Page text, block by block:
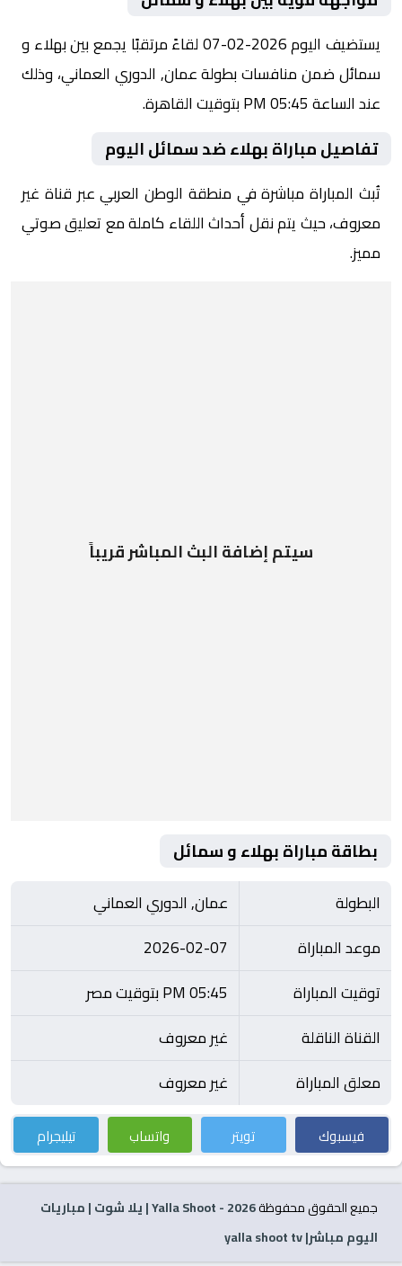
يستضيف اليوم 2026-02-07 لقاءً مرتقبًا يجمع بين بهلاء و
سمائل ضمن منافسات بطولة عمان, الدوري العماني، وذلك
عند الساعة 05:45 PM بتوقيت القاهرة.
تفاصيل مباراة بهلاء ضد سمائل اليوم
تُبث المباراة مباشرة في منطقة الوطن العربي عبر قناة غير
معروف، حيث يتم نقل أحداث اللقاء كاملة مع تعليق صوتي
مميز.
سيتم إضافة البث المباشر قريباً
بطاقة مباراة بهلاء و سمائل
البطولة
عمان, الدوري العماني
موعد المباراة
2026-02-07
توقيت المباراة
05:45 PM بتوقيت مصر
القناة الناقلة
غير معروف
معلق المباراة
غير معروف
فيسبوك تويتر واتساب تيليجرام
جميع الحقوق محفوظة2026
- Yalla Shoot | يلا شوت | مباريات
اليوم مباشر| yalla shoot tv